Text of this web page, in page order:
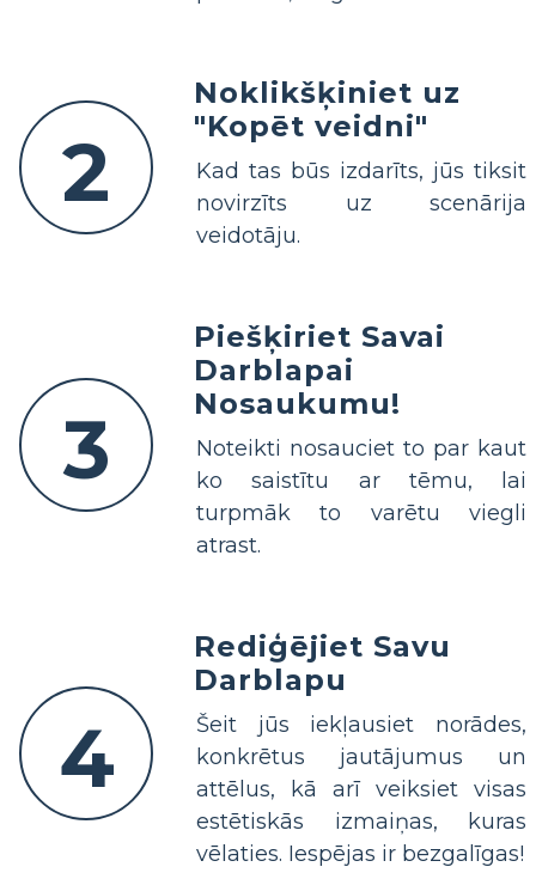
2
Noklikšķiniet uz
"Kopēt veidni"
Kad tas būs izdarīts, jūs tiksit
novirzīts uz scenārija
veidotāju.
3
Piešķiriet Savai
Darblapai
Nosaukumu!
Noteikti nosauciet to par kaut
ko saistītu ar tēmu, lai
turpmāk to varētu viegli
atrast.
4
Rediģējiet Savu
Darblapu
Šeit jūs iekļausiet norādes,
konkrētus jautājumus un
attēlus, kā arī veiksiet visas
estētiskās izmaiņas, kuras
vēlaties. Iespējas ir bezgalīgas!